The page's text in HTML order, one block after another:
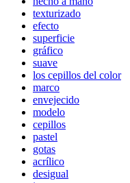
texturizado
efecto
superficie
gráfico
suave
los cepillos del color
marco
envejecido
modelo
cepillos
pastel
gotas
acrílico
desigual